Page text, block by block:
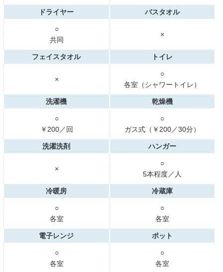
ドライヤー
○
共同
バスタオル
×
フェイスタオル
×
トイレ
○
各室（シャワートイレ）
洗濯機
○
￥200／回
乾燥機
○
ガス式（￥200／30分）
洗濯洗剤
×
ハンガー
○
5本程度／人
冷暖房
○
各室
冷蔵庫
○
各室
電子レンジ
○
各室
ポット
○
各室